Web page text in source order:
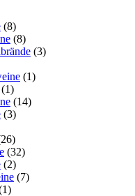
(8)
(8)
(3)
(1)
(1)
(14)
(3)
(32)
(2)
(7)